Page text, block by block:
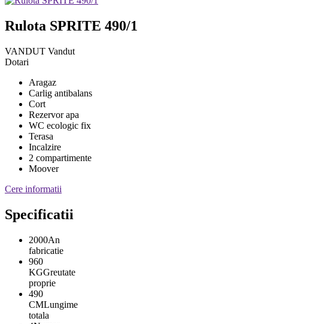
Rulota SPRITE 490/1
VANDUT Vandut
Dotari
Aragaz
Carlig antibalans
Cort
Rezervor apa
WC ecologic fix
Terasa
Incalzire
2 compartimente
Moover
Cere informatii
Specificatii
2000An
fabricatie
960
KGGreutate
proprie
490
CMLungime
totala